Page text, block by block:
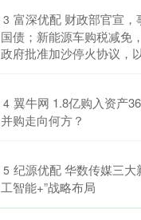
3 富深优配 财政部官宣
国债；新能源车购税减免
政府批准加沙停火协议，
4 翼牛网 1.8亿购入资产
并购走向何方？
5 纪源优配 华数传媒三大
工智能+”战略布局